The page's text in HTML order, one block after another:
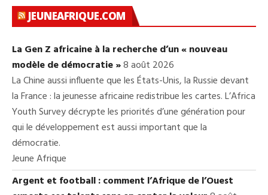
JEUNEAFRIQUE.COM
La Gen Z africaine à la recherche d’un « nouveau
modèle de démocratie »8 août 2026
La Chine aussi influente que les États-Unis, la Russie devant
la France : la jeunesse africaine redistribue les cartes. L’Africa
Youth Survey décrypte les priorités d’une génération pour
qui le développement est aussi important que la
démocratie.
Jeune Afrique
Argent et football : comment l’Afrique de l’Ouest